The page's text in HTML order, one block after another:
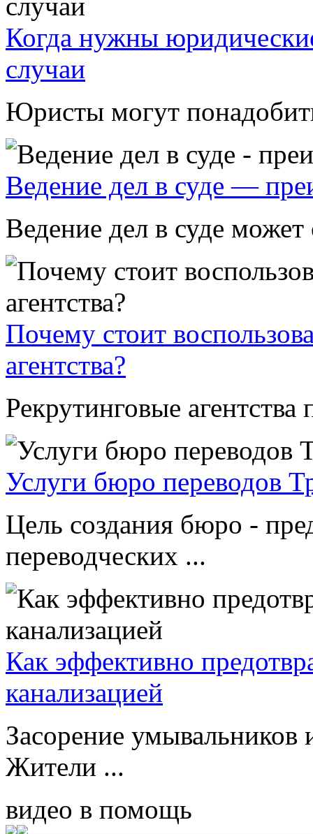
Когда нужны
случаи
Юристы могут
Ведение дел в суде —
Ведение дел в суде
Почему стоит
агентства?
Рекрутинговые агентства
Услуги бюро переводов
Цель создания бюро -
переводческих ...
Как эффективно
канализацией
Засорение умывальников
Жители ...
видео в помощь